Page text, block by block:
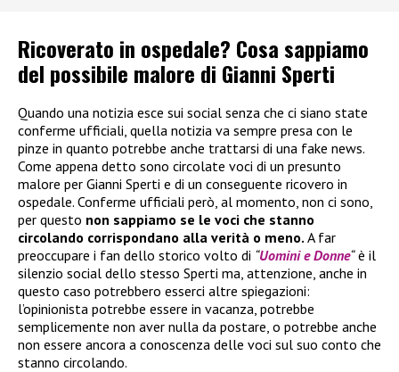
Ricoverato in ospedale? Cosa sappiamo
del possibile malore di Gianni Sperti
Quando una notizia esce sui social senza che ci siano state
conferme ufficiali, quella notizia va sempre presa con le
pinze in quanto potrebbe anche trattarsi di una fake news.
Come appena detto sono circolate voci di un presunto
malore per Gianni Sperti e di un conseguente ricovero in
ospedale. Conferme ufficiali però, al momento, non ci sono,
per questo non sappiamo se le voci che stanno
circolando corrispondano alla verità o meno. A far
preoccupare i fan dello storico volto di “Uomini e Donne“è il
silenzio social dello stesso Sperti ma, attenzione, anche in
questo caso potrebbero esserci altre spiegazioni:
l’opinionista potrebbe essere in vacanza, potrebbe
semplicemente non aver nulla da postare, o potrebbe anche
non essere ancora a conoscenza delle voci sul suo conto che
stanno circolando.